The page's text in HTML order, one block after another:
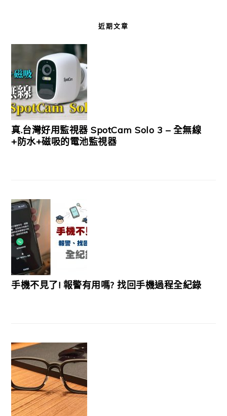
近期文章
真.台灣好用監視器 SpotCam Solo 3 – 全無線
+防水+磁吸的電池監視器
手機不見了! 報警有用嗎? 找回手機過程全紀錄